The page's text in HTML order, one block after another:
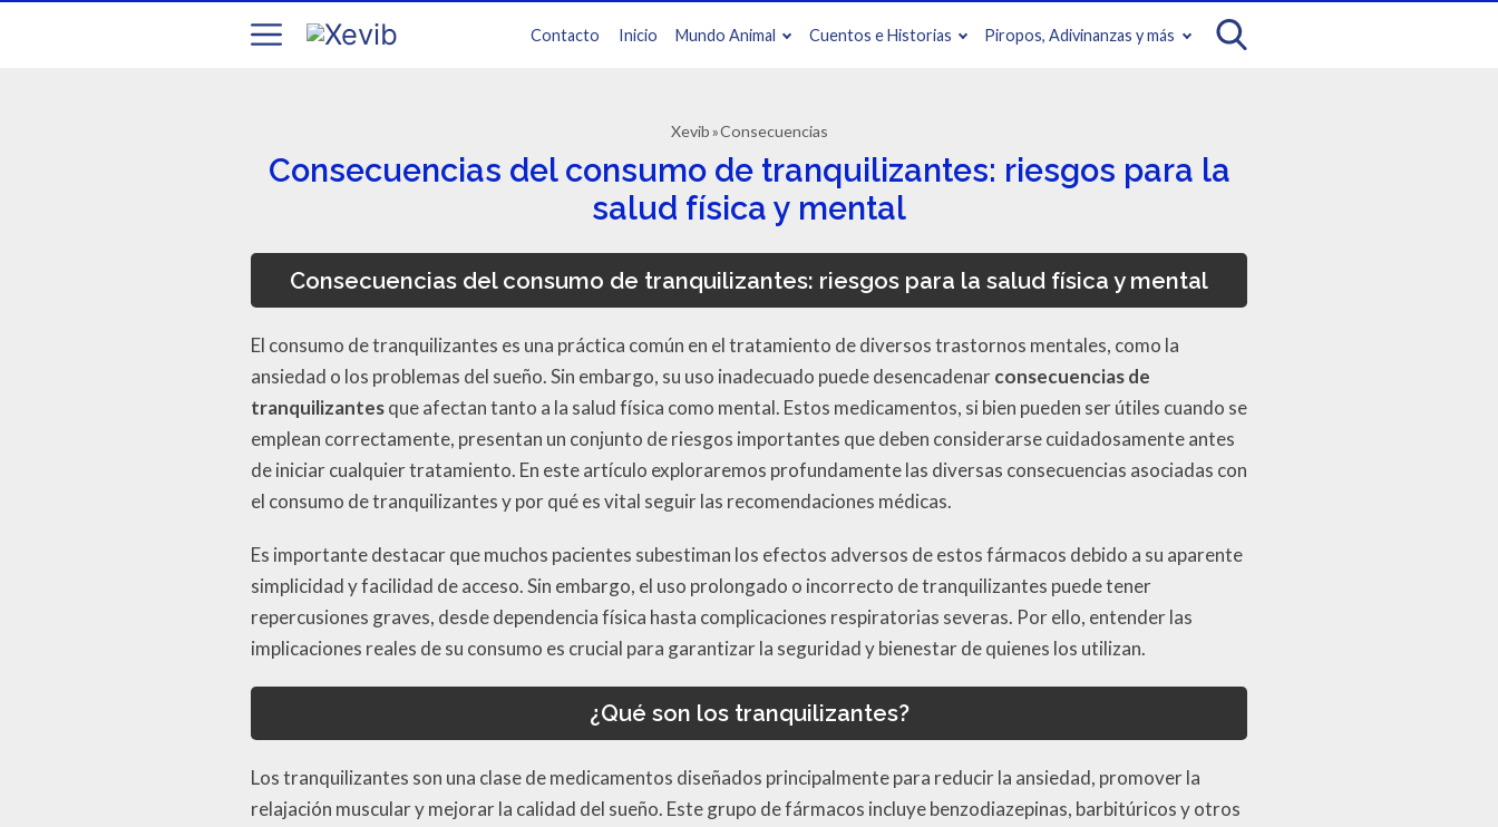
Contacto Inicio Mundo Animal Cuentos e Historias Piropos, Adivinanzas y más
Xevib Consecuencias
Consecuencias del consumo de tranquilizantes: riesgos para la
salud física y mental
Consecuencias del consumo de tranquilizantes: riesgos para la salud física y mental
El consumo de tranquilizantes es una práctica común en el tratamiento de diversos trastornos mentales, como la
ansiedad o los problemas del sueño. Sin embargo, su uso inadecuado puede desencadenarconsecuencias de
tranquilizantesque afectan tanto a la salud física como mental. Estos medicamentos, si bien pueden ser útiles cuando se
emplean correctamente, presentan un conjunto de riesgos importantes que deben considerarse cuidadosamente antes
de iniciar cualquier tratamiento. En este artículo exploraremos profundamente las diversas consecuencias asociadas con
el consumo de tranquilizantes y por qué es vital seguir las recomendaciones médicas.
Es importante destacar que muchos pacientes subestiman los efectos adversos de estos fármacos debido a su aparente
simplicidad y facilidad de acceso. Sin embargo, el uso prolongado o incorrecto de tranquilizantes puede tener
repercusiones graves, desde dependencia física hasta complicaciones respiratorias severas. Por ello, entender las
implicaciones reales de su consumo es crucial para garantizar la seguridad y bienestar de quienes los utilizan.
¿Qué son los tranquilizantes?
Los tranquilizantes son una clase de medicamentos diseñados principalmente para reducir la ansiedad, promover la
relajación muscular y mejorar la calidad del sueño. Este grupo de fármacos incluye benzodiazepinas, barbitúricos y otros